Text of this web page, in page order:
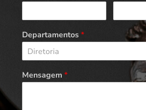
Departamentos*
Diretoria
Mensagem *